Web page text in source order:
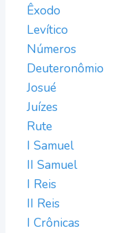
Êxodo
Levítico
Números
Deuteronômio
Josué
Juízes
Rute
I Samuel
II Samuel
I Reis
II Reis
I Crônicas